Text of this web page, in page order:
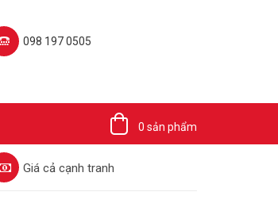
098 197 0505‬
0 sản phẩm
Giá cả cạnh tranh